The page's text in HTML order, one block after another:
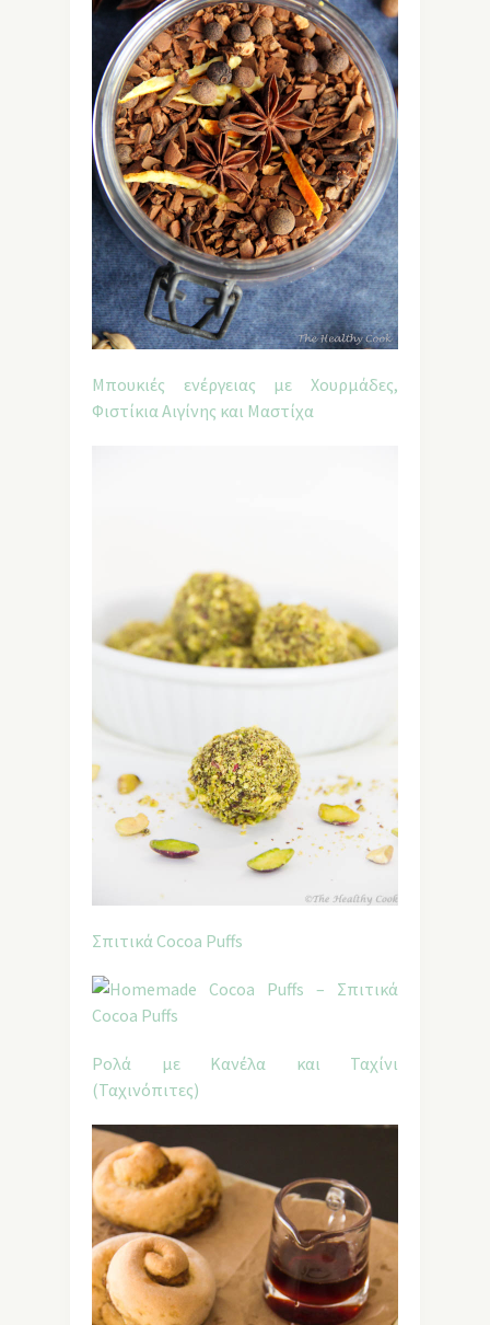
Μπουκιές ενέργειας με Χουρμάδες,
Φιστίκια Αιγίνης και Μαστίχα
Σπιτικά Cocoa Puffs
Ρολά με Κανέλα και Ταχίνι
(Ταχινόπιτες)